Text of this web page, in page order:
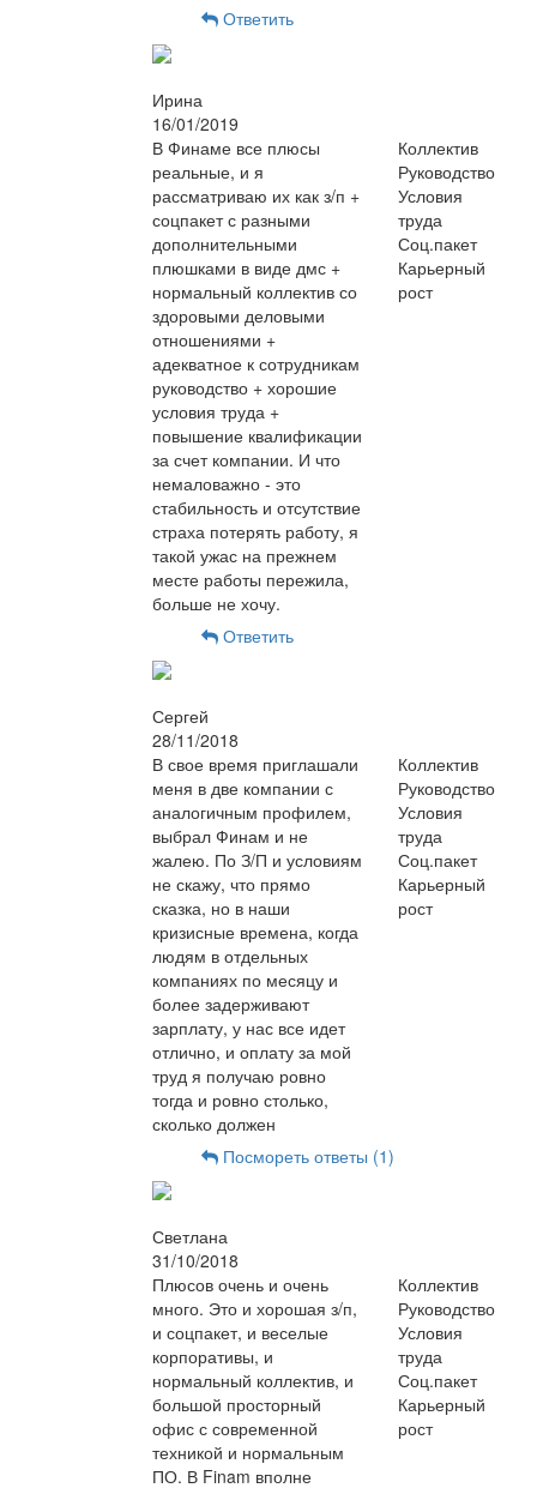
Ответить
Ирина
16/01/2019
В Финаме все плюсы
реальные, и я
рассматриваю их как з/п +
соцпакет с разными
дополнительными
плюшками в виде дмс +
нормальный коллектив со
здоровыми деловыми
отношениями +
адекватное к сотрудникам
руководство + хорошие
условия труда +
повышение квалификации
за счет компании. И что
немаловажно - это
стабильность и отсутствие
страха потерять работу, я
такой ужас на прежнем
месте работы пережила,
больше не хочу.
Коллектив
Руководство
Условия
труда
Соц.пакет
Карьерный
рост
Ответить
Сергей
28/11/2018
В свое время приглашали
меня в две компании с
аналогичным профилем,
выбрал Финам и не
жалею. По З/П и условиям
не скажу, что прямо
сказка, но в наши
кризисные времена, когда
людям в отдельных
компаниях по месяцу и
более задерживают
зарплату, у нас все идет
отлично, и оплату за мой
труд я получаю ровно
тогда и ровно столько,
сколько должен
Коллектив
Руководство
Условия
труда
Соц.пакет
Карьерный
рост
Посмореть ответы (1)
Светлана
31/10/2018
Плюсов очень и очень
много. Это и хорошая з/п,
и соцпакет, и веселые
корпоративы, и
нормальный коллектив, и
большой просторный
офис с современной
техникой и нормальным
ПО. В Finam вполне
Коллектив
Руководство
Условия
труда
Соц.пакет
Карьерный
рост